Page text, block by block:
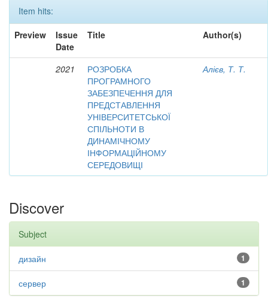
Item hits:
Preview
Issue
Date
Title Author(s)
2021
РОЗРОБКА
ПРОГРАМНОГО
ЗАБЕЗПЕЧЕННЯ ДЛЯ
ПРЕДСТАВЛЕННЯ
УНІВЕРСИТЕТСЬКОЇ
СПІЛЬНОТИ В
ДИНАМІЧНОМУ
ІНФОРМАЦІЙНОМУ
СЕРЕДОВИЩІ
Алієв, Т. Т.
Discover
Subject
1
дизайн
1
сервер